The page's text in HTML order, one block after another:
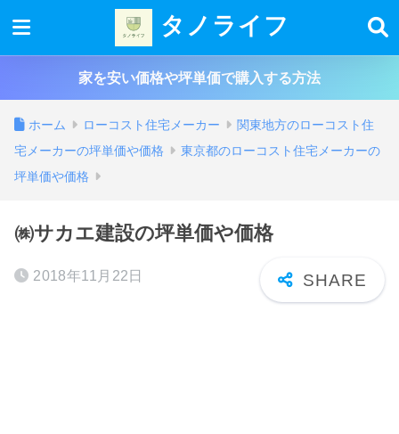
タノライフ
家を安い価格や坪単価で購入する方法
ホーム ローコスト住宅メーカー
関東地方のローコスト住
宅メーカーの坪単価や価格
東京都のローコスト住宅メーカーの
坪単価や価格
㈱サカエ建設の坪単価や価格
2018年11月22日